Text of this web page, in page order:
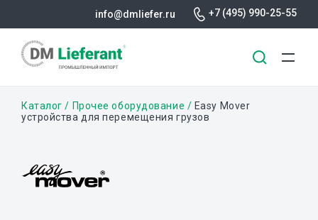
info@dmliefer.ru +7 (495) 990-25-55
Строка
Каталог Прочее оборудование
Easy Mover
устройства для перемещения грузов